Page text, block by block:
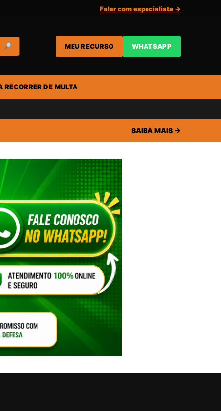
Falar com especialista →
MEU RECURSO WHATSAPP
RECORRER DE MULTA
SAIBA MAIS →